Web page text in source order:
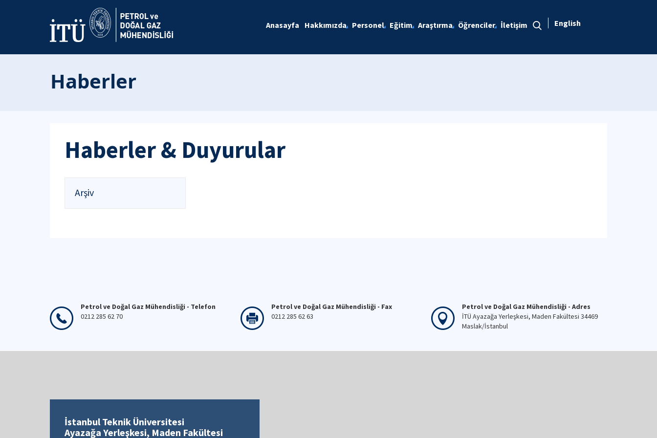
Anasayfa Hakkımızda Personel Eğitim Araştırma Öğrenciler İletişim English
Haberler
Haberler & Duyurular
Arşiv
Petrol ve Doğal Gaz Mühendisliği - Telefon
0212 285 62 70
Petrol ve Doğal Gaz Mühendisliği - Fax
0212 285 62 63
Petrol ve Doğal Gaz Mühendisliği - Adres
İTÜ Ayazağa Yerleşkesi, Maden Fakültesi 34469
Maslak/İstanbul
İstanbul Teknik Üniversitesi
Ayazağa Yerleşkesi, Maden Fakültesi